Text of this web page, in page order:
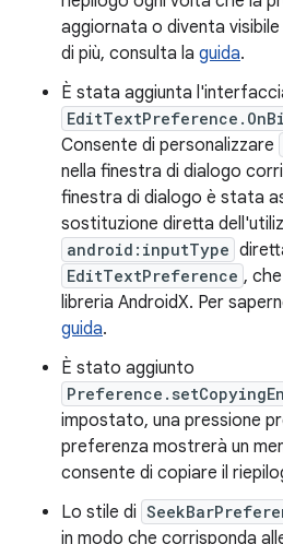
aggiornata o diventa
di più, consulta la guida.
È stata aggiunta
Consente di personalizzare
nella finestra di dialogo
finestra di dialogo è stata
sostituzione diretta
android:inputType
EditTextPreference ,
libreria AndroidX. Per
guida.
È stato aggiunto
impostato, una pressione
preferenza mostrerà un
consente di copiare il
Lo stile di
in modo che corrisponda